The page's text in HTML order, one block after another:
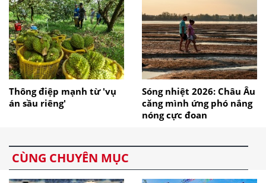
Thông điệp mạnh từ 'vụ
án sầu riêng'
Sóng nhiệt 2026: Châu Âu
căng mình ứng phó nắng
nóng cực đoan
CÙNG CHUYÊN MỤC